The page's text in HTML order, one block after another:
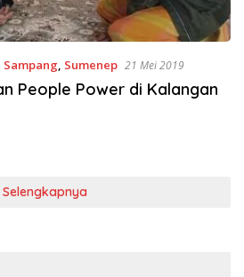
Sampang, Sumenep 21 Mei 2019
People Power di Kalangan
Selengkapnya